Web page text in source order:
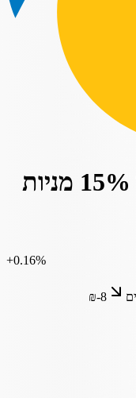
‎+0.16%
₪‎-8